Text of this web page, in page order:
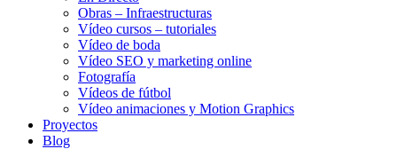
Obras – Infraestructuras
Vídeo cursos – tutoriales
Vídeo de boda
Vídeo SEO y marketing online
Fotografía
Vídeos de fútbol
Vídeo animaciones y Motion Graphics
Proyectos
Blog